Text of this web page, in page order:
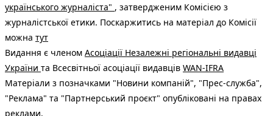
українського журналіста" , затвердженим Комісією з
журналістської етики. Поскаржитись на матеріал до Комісії
можна тут
Видання є членом Асоціації Незалежні регіональні видавці
України та Всесвітньої асоціації видавців WAN-IFRA
Матеріали з позначками "Новини компаній", "Прес-служба",
"Реклама" та "Партнерський проєкт" опубліковані на правах
реклами.